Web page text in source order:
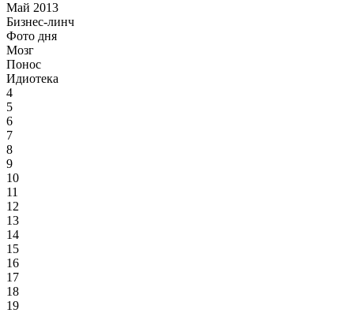
Май 2013
Бизнес-линч
Фото дня
Мозг
Понос
Идиотека
4
5
6
7
8
9
10
11
12
13
14
15
16
17
18
19